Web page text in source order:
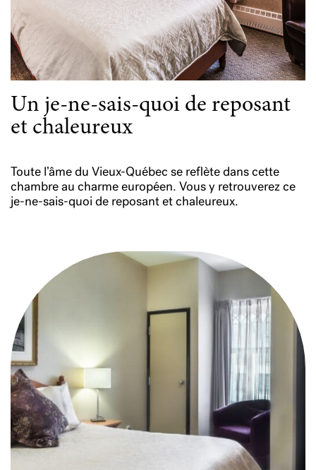
Un je-ne-sais-quoi de reposant
et chaleureux
Toute l’âme du Vieux-Québec se reflète dans cette
chambre au charme européen. Vous y retrouverez ce
je-ne-sais-quoi de reposant et chaleureux.